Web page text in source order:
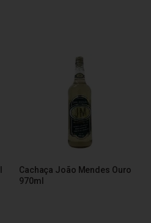
Cachaça João Mendes Ouro
970ml